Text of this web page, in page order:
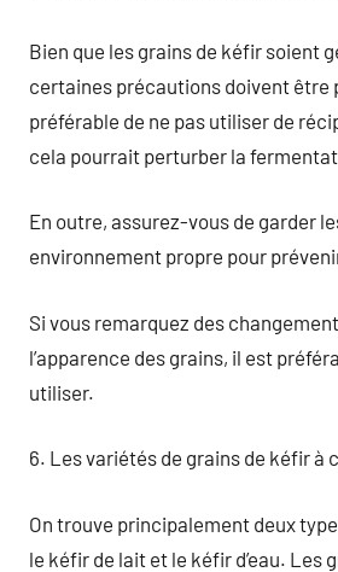
Bien que les grains de kéfir soient
certaines précautions doivent être
préférable de ne pas utiliser de
cela pourrait perturber la
En outre, assurez-vous de garder
environnement propre pour
Si vous remarquez des
l’apparence des grains, il est
utiliser.
6. Les variétés de grains de kéfir à
On trouve principalement deux
le kéfir de lait et le kéfir d’eau. Les